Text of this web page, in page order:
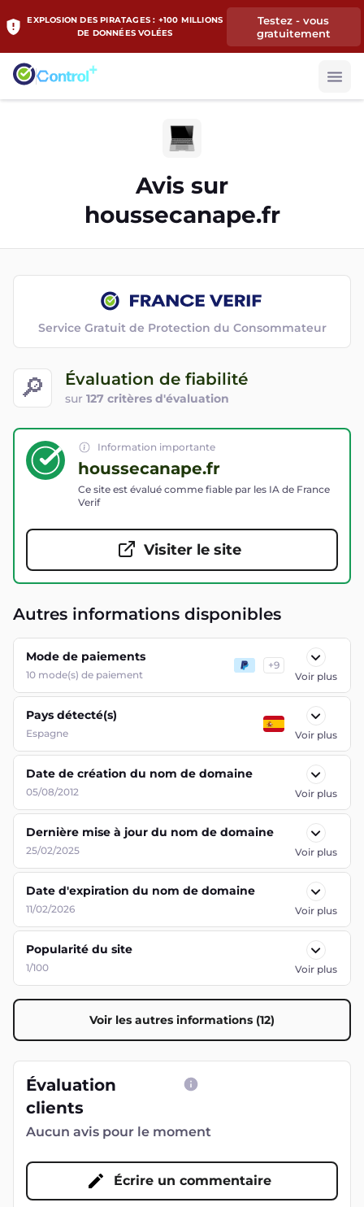
EXPLOSION DES PIRATAGES : +100 MILLIONS
DE DONNÉES VOLÉES
Testez - vous
gratuitement
Avis sur
houssecanape.fr
🔎 Évaluation de fiabilité
sur 127 critères d'évaluation
Service Gratuit de Protection du Consommateur
Information importante
houssecanape.fr
Ce site est évalué comme fiable par les IA de France
Verif
Visiter le site
Autres informations disponibles
Mode de paiements
10 mode(s) de paiement
+9
Voir plus
Pays détecté(s)
Espagne Voir plus
Date de création du nom de domaine
05/08/2012 Voir plus
Dernière mise à jour du nom de domaine
25/02/2025 Voir plus
Date d'expiration du nom de domaine
11/02/2026 Voir plus
Popularité du site
1/100 Voir plus
Voir les autres informations (12)
Évaluation
clients
Aucun avis pour le moment
Écrire un commentaire